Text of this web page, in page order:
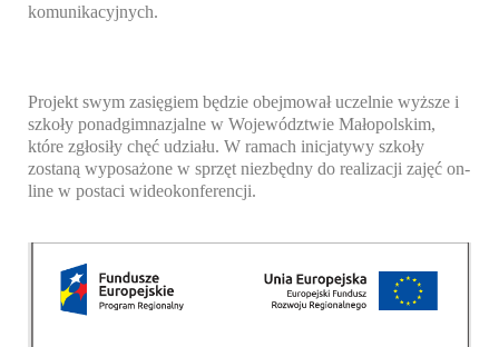
komunikacyjnych.
Projekt swym zasięgiem będzie obejmował uczelnie wyższe i
szkoły ponadgimnazjalne w Województwie Małopolskim,
które zgłosiły chęć udziału. W ramach inicjatywy szkoły
zostaną wyposażone w sprzęt niezbędny do realizacji zajęć on-
line w postaci wideokonferencji.